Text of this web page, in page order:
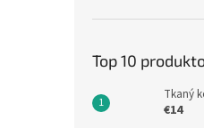
Top 10
Tkaný
€14